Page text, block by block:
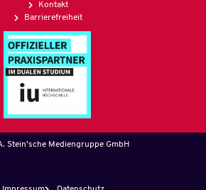
Kontakt
Barrierefreiheit
Stein’sche Mediengruppe GmbH